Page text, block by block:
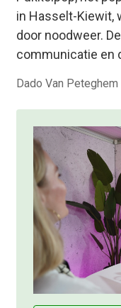
in Hasselt-Kiewit,
door noodweer.
communicatie en
Dado Van Peteghem